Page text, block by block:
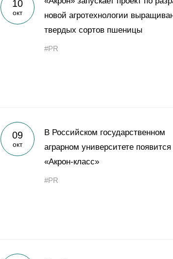
Yong Sheng Feng
Acron Argentina S.R.L
Acron Brasil Ltda.
10
окт
новой агротехнологии
твердых сортов пшеницы
#PR
09
окт
В Российском государственном
аграрном университете появится
«Акрон-класс»
#PR